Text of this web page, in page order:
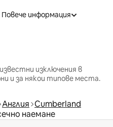
Повече информация
изключения в
и за някои типове места.
Англия Cumberland
наемане